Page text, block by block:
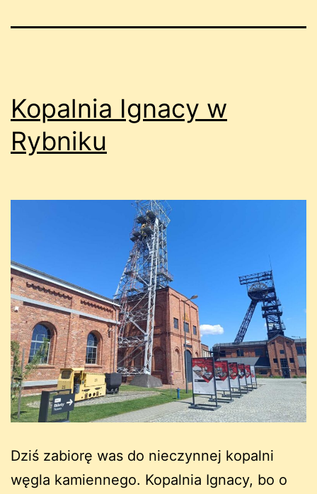
Kopalnia Ignacy w
Rybniku
Dziś zabiorę was do nieczynnej kopalni
węgla kamiennego. Kopalnia Ignacy, bo o